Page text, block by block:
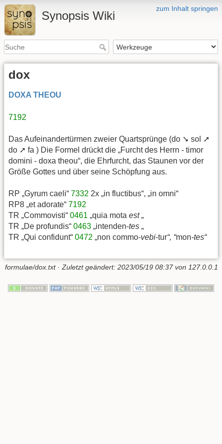
zum Inhalt springen
Synopsis Wiki
dox
DOXA THEOU
7192
Das Aufeinandertürmen zweier Quartsprünge (do ➘ sol ➚
do ➚ fa ) Die Formel drückt die „Furcht des Herrn - timor
domini - doxa theou“, die Ehrfurcht, das Staunen vor der
Größe Gottes und über seine Schöpfung aus.
RP „Gyrum caeli“ 7332 2x „in fluctibus“, „in omni“
RP8 „et adorate“ 7192
TR „Commovisti“ 0461 „quia mota est„
TR „De profundis“ 0463 „intenden-tes „
TR „Qui confidunt“ 0472 „non commo-vebi-tur“, “mon-tes“
formulae/dox.txt· Zuletzt geändert: 2023/05/19 08:37von 127.0.0.1